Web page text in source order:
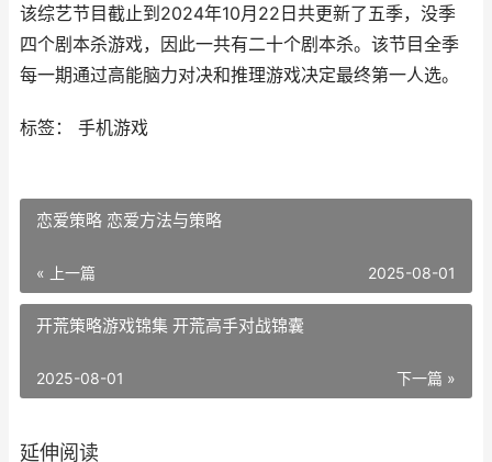
该综艺节目截止到2024年10月22日共更新了五季，没季
四个剧本杀游戏，因此一共有二十个剧本杀。该节目全季
每一期通过高能脑力对决和推理游戏决定最终第一人选。
标签： 手机游戏
恋爱策略 恋爱方法与策略
« 上一篇 2025-08-01
开荒策略游戏锦集 开荒高手对战锦囊
下一篇 »
2025-08-01
延伸阅读